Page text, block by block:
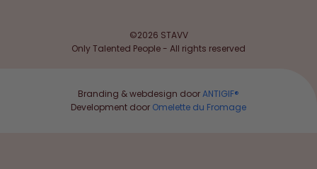
©2026 STAVV
Only Talented People - All rights reserved
Branding & webdesign doorANTIGIF®
Development door Omelette du Fromage